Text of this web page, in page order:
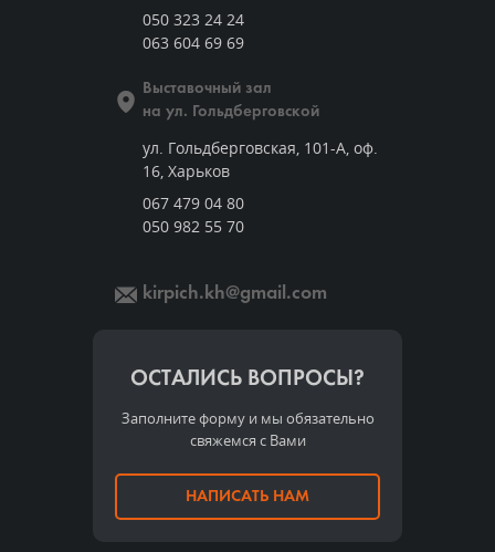
050 323 24 24
063 604 69 69
Выставочный зал
на ул. Гольдберговской
ул. Гольдберговская, 101-А, оф.
16, Харьков
067 479 04 80
050 982 55 70
kirpich.kh@gmail.com
ОСТАЛИСЬ ВОПРОСЫ?
Заполните форму и мы обязательно
свяжемся с Вами
НАПИСАТЬ НАМ